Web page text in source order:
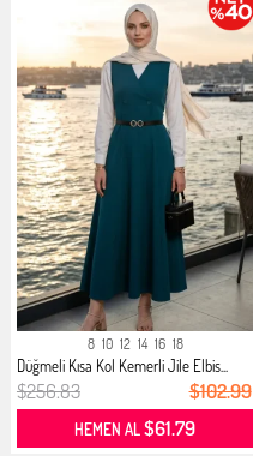
8 10 12 14 16 18
Düğmeli Kısa Kol Kemerli Jile Elbis...
$256.83 $102.99
HEMEN AL$61.79